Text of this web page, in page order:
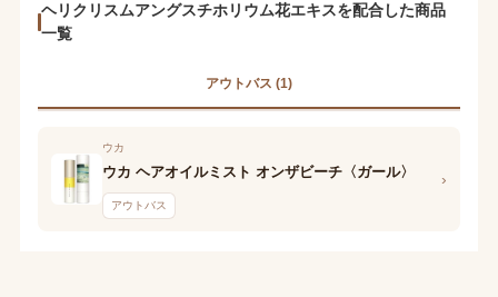
ヘリクリスムアングスチホリウム花エキスを配合した商品
一覧
アウトバス (1)
ウカ
ウカ ヘアオイルミスト オンザビーチ〈ガール〉
アウトバス
›